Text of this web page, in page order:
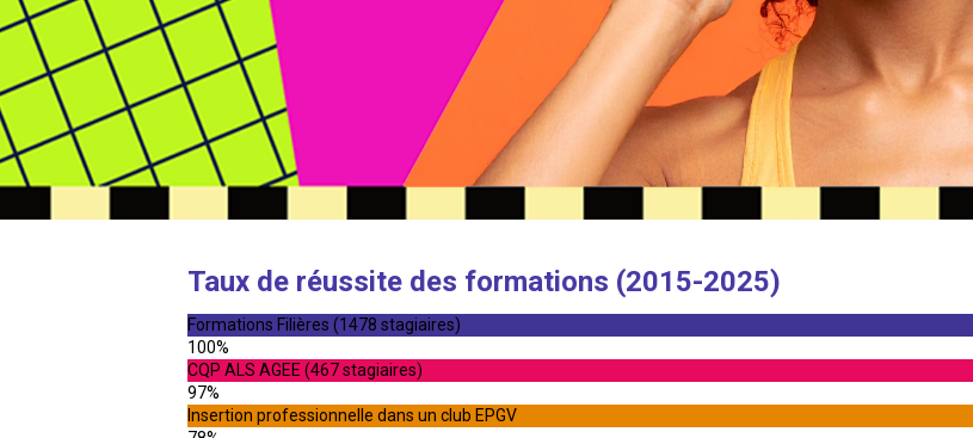
Taux de réussite des formations (2015-2025)
Formations Filières (1478 stagiaires)
100%
CQP ALS AGEE (467 stagiaires)
97%
Insertion professionnelle dans un club EPGV